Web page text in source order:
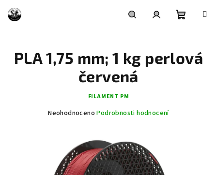
obsah
košík
PLA 1,75 mm; 1 kg perlová
červená
FILAMENT PM
Průměrné
Neohodnoceno Podrobnosti hodnocení